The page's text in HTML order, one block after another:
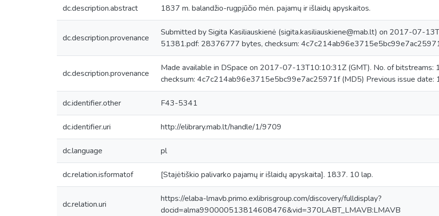
dc.description.abstract 1837 m. balandžio-rugpjūčio mėn. pajamų ir išlaidų apyskaitos.
dc.description.provenance
Submitted by Sigita Kasiliauskienė (sigita.kasiliauskiene@mab.lt) on 2017-07-
51381.pdf: 28376777 bytes, checksum:
dc.description.provenance
Made available in DSpace on 2017-07-13T10:10:31Z (GMT). No. of
checksum: 4c7c214ab96e3715e5bc99e7ac25971f (MD5) Previous issue date:
dc.identifier.other F43-5341
dc.identifier.uri http://elibrary.mab.lt/handle/1/9709
dc.language pl
dc.relation.isformatof [Stajėtiškio palivarko pajamų ir išlaidų apyskaita]. 1837. 10 lap.
dc.relation.uri
https://elaba-lmavb.primo.exlibrisgroup.com/discovery/fulldisplay?
docid=alma990000513814608476&vid=370LABT_LMAVB:LMAVB